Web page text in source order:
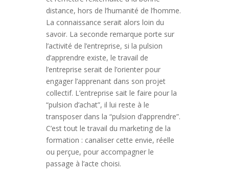
distance, hors de l’humanité de l’homme.
La connaissance serait alors loin du
savoir. La seconde remarque porte sur
l’activité de l’entreprise, si la pulsion
d’apprendre existe, le travail de
l’entreprise serait de l’orienter pour
engager l’apprenant dans son projet
collectif. L’entreprise sait le faire pour la
“pulsion d’achat”, il lui reste à le
transposer dans la “pulsion d’apprendre”.
C’est tout le travail du marketing de la
formation : canaliser cette envie, réelle
ou perçue, pour accompagner le
passage à l’acte choisi.